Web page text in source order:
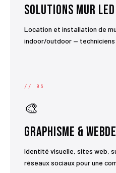
Solutions Mur LED
Location et installation de
indoor/outdoor — techniciens
// 06
🎨
Graphisme &
Identité visuelle, sites web,
réseaux sociaux pour une